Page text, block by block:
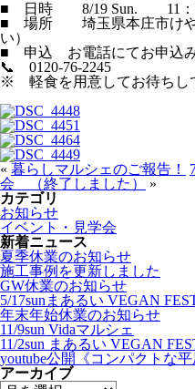
■ 日時 8/19 Sun. 11：
■ 場所 埼玉県本庄市けや
い）
■ 申込 お電話にてお申込
📞 0120-76-2245
※ 軽食を用意してお待ちし
« 暮らしマルシェのご報告！
会 （終了しました）
»
カテゴリ
お知らせ
イベント・見学会
新着ニュース
夏季休業のお知らせ
施工事例を更新しました
GW休業のお知らせ
5/17sunまあるい VEGAN
年末年始休業のお知らせ
11/9sun Vidaマルシェ
11/2sun まあるい VEGAN
youtube公開《コンパクトな平
アーカイブ